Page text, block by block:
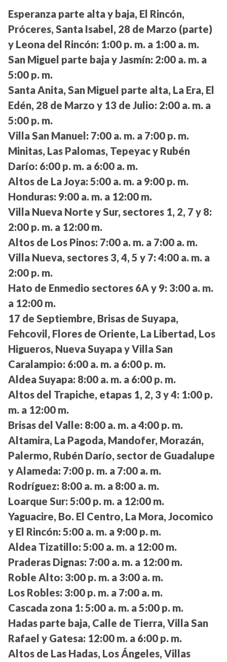
Esperanza parte alta y baja, El Rincón,
Próceres, Santa Isabel, 28 de Marzo (parte)
y Leona del Rincón: 1:00 p. m. a 1:00 a. m.
San Miguel parte baja y Jasmín: 2:00 a. m. a
5:00 p. m.
Santa Anita, San Miguel parte alta, La Era, El
Edén, 28 de Marzo y 13 de Julio: 2:00 a. m. a
5:00 p. m.
Villa San Manuel: 7:00 a. m. a 7:00 p. m.
Minitas, Las Palomas, Tepeyac y Rubén
Darío: 6:00 p. m. a 6:00 a. m.
Altos de La Joya: 5:00 a. m. a 9:00 p. m.
Honduras: 9:00 a. m. a 12:00 m.
Villa Nueva Norte y Sur, sectores 1, 2, 7 y 8:
2:00 p. m. a 12:00 m.
Altos de Los Pinos: 7:00 a. m. a 7:00 a. m.
Villa Nueva, sectores 3, 4, 5 y 7: 4:00 a. m. a
2:00 p. m.
Hato de Enmedio sectores 6A y 9: 3:00 a. m.
a 12:00 m.
17 de Septiembre, Brisas de Suyapa,
Fehcovil, Flores de Oriente, La Libertad, Los
Higueros, Nueva Suyapa y Villa San
Caralampio: 6:00 a. m. a 6:00 p. m.
Aldea Suyapa: 8:00 a. m. a 6:00 p. m.
Altos del Trapiche, etapas 1, 2, 3 y 4: 1:00 p.
m. a 12:00 m.
Brisas del Valle: 8:00 a. m. a 4:00 p. m.
Altamira, La Pagoda, Mandofer, Morazán,
Palermo, Rubén Darío, sector de Guadalupe
y Alameda: 7:00 p. m. a 7:00 a. m.
Rodríguez: 8:00 a. m. a 8:00 a. m.
Loarque Sur: 5:00 p. m. a 12:00 m.
Yaguacire, Bo. El Centro, La Mora, Jocomico
y El Rincón: 5:00 a. m. a 9:00 p. m.
Aldea Tizatillo: 5:00 a. m. a 12:00 m.
Praderas Dignas: 7:00 a. m. a 12:00 m.
Roble Alto: 3:00 p. m. a 3:00 a. m.
Los Robles: 3:00 p. m. a 7:00 a. m.
Cascada zona 1: 5:00 a. m. a 5:00 p. m.
Hadas parte baja, Calle de Tierra, Villa San
Rafael y Gatesa: 12:00 m. a 6:00 p. m.
Altos de Las Hadas, Los Ángeles, Villas